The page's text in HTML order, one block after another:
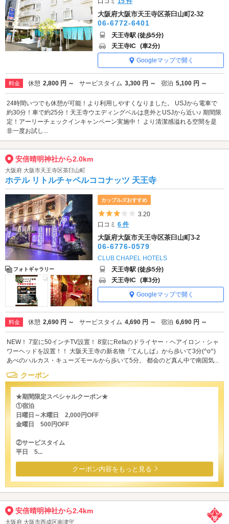
大阪府大阪市天王寺区茶臼山町2-32
06-6772-6401
天王寺駅 (徒歩5分)
天王寺IC (車2分)
Googleマップで開く
料金 休憩 2,800 円 ～ サービスタイム 3,300 円 ～ 宿泊 5,100 円 ～
24時間いつでも休憩が可能！より利用しやすくなりました。 USJから電車で
約30分！車で約25分！天王寺ウエディングベルは意外とUSJから近い♪ 期間限
定！アーリーチェックインキャンペーン実施中！ より清潔感溢れる空間を是
非一度お試し...
安倍晴明神社から2.0km
大阪府 大阪市天王寺区茶臼山町
ホテル リトルチャペルココナッツ 天王寺
フォトギャラリー
カップルズおすすめ
5つ星のうち3
3.20
口コミ6 件
大阪府大阪市天王寺区茶臼山町3-2
06-6776-0579
CLUB CHAPEL HOTELS
天王寺駅 (徒歩5分)
天王寺IC (車3分)
Googleマップで開く
料金 休憩 2,690 円 ～ サービスタイム 4,690 円 ～ 宿泊 6,690 円 ～
NEW！ 7室に50インチTV設置！ 8室にRefaのドライヤー・ヘアイロン・シャ
ワーヘッドを設置！！ 大阪天王寺の新名物『てんしば』から歩いて3分(^o^)
あべのハルカス・キューズモールから歩いて5分。 都会のど真ん中で南国気...
クーポン
★期間限定スペシャルクーポン★
①宿泊
日曜日～木曜日 2,000円OFF
金曜日 500円OFF
②サービスタイム
平日 5...
クーポン内容をもっと見る
安倍晴明神社から2.4km
大阪府 大阪市西成区南津守